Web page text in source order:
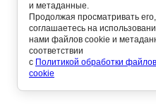
и метаданные.
Продолжая просматривать
соглашаетесь на
нами файлов cookie и
соответствии
с Политикой обработки файлов
cookie